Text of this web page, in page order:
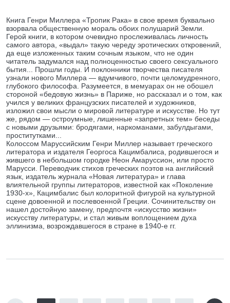
Книга Генри Миллера «Тропик Рака» в свое время буквально
взорвала общественную мораль обоих полушарий Земли.
Герой книги, в котором очевидно прослеживалась личность
самого автора, «выдал» такую череду эротических откровений,
да еще изложенных таким сочным языком, что не один
читатель задумался над полноценностью своего сексуального
бытия... Прошли годы. И поклонники творчества писателя
узнали нового Миллера — вдумчивого, почти целомудренного,
глубокого философа. Разумеется, в мемуарах он не обошел
стороной «бедовую жизнь» в Париже, но рассказал и о том, как
учился у великих французских писателей и художников,
изложил свои мысли о мировой литературе и искусстве. Но тут
же, рядом — остроумные, лишенные «запретных тем» беседы
с новыми друзьями: бродягами, наркоманами, забулдыгами,
проститутками...
Колоссом Маруссийским Генри Миллер называет греческого
литератора и издателя Георгоса Кацимбалиса, родившегося и
жившего в небольшом городке Неон Амаруссион, или просто
Марусси. Переводчик стихов греческих поэтов на английский
язык, издатель журнала «Новая литература» и глава
влиятельной группы литераторов, известной как «Поколение
1930-х», Кацимбалис был колоритной фигурой на культурной
сцене довоенной и послевоенной Греции. Сочинительству он
нашел достойную замену, предпочтя «искусство жизни»
искусству литературы, и стал живым воплощением духа
эллинизма, возрождавшегося в стране в 1940-е гг.